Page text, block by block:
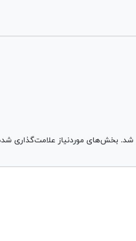
شد. بخش‌های موردنیاز علامت‌گذاری